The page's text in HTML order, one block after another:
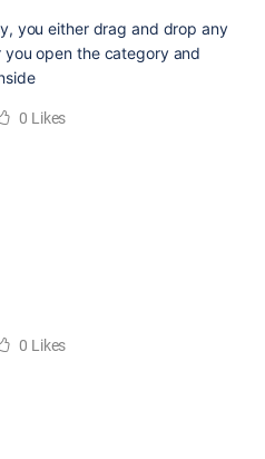
you either drag and drop any
open the category and
0 Likes
0 Likes